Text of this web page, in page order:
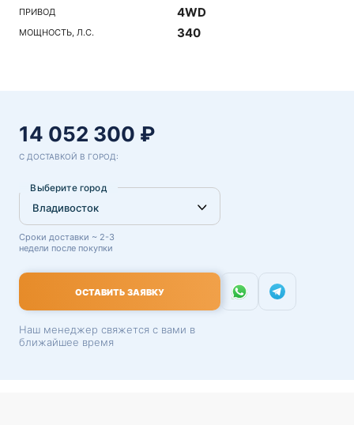
ПРИВОД 4WD
МОЩНОСТЬ, Л.С. 340
14 052 300 ₽
С ДОСТАВКОЙ В ГОРОД:
Выберите город
Сроки доставки ~ 2-3
недели после покупки
ОСТАВИТЬ ЗАЯВКУ
Наш менеджер свяжется с вами в
ближайшее время